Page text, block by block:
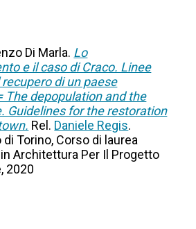
Di Marla. Lo
e il caso di Craco. Linee
di un paese
The depopulation and the
Guidelines for the restoration
Rel. Daniele Regis.
Torino, Corso di laurea
Architettura Per Il Progetto
2020